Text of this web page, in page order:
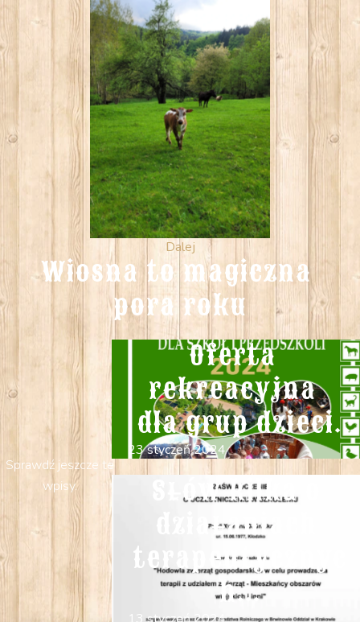
Dalej
Wiosna to magiczna
pora roku
Sprawdź jeszcze te
wpisy.
Oferta
rekreacyjna
dla grup dzieci.
23 styczeń 2024
Słów kilka o
działaniach
terapeutycznyc
h...